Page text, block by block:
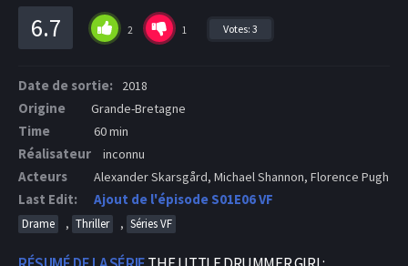
6.7 2 1 Votes: 3
Date de sortie: 2018
Origine Grande-Bretagne
Time 60 min
Réalisateur inconnu
Acteurs Alexander Skarsgård, Michael Shannon, Florence Pugh
Last Edit: Ajout de l'épisode S01E06 VF
Drame , Thriller , Séries VF